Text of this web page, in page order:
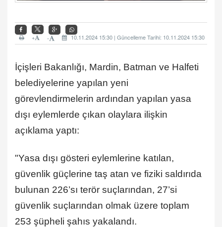
10.11.2024 15:30 | Güncelleme Tarihi: 10.11.2024 15:30
-
+
İçişleri Bakanlığı, Mardin, Batman ve Halfeti
belediyelerine yapılan yeni
görevlendirmelerin ardından yapılan yasa
dışı eylemlerde çıkan olaylara ilişkin
açıklama yaptı:
"Yasa dışı gösteri eylemlerine katılan,
güvenlik güçlerine taş atan ve fiziki saldırıda
bulunan 226’sı terör suçlarından, 27’si
güvenlik suçlarından olmak üzere toplam
253 şüpheli şahıs yakalandı.